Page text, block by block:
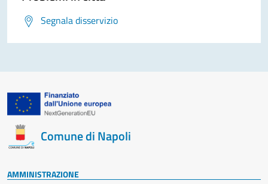
Segnala disservizio
Comune di Napoli
AMMINISTRAZIONE